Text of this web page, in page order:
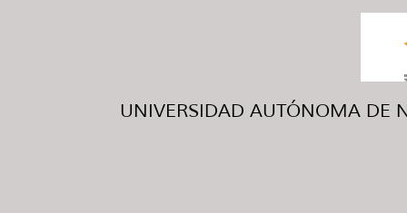
UNIVERSIDAD AUTÓNOMA DE